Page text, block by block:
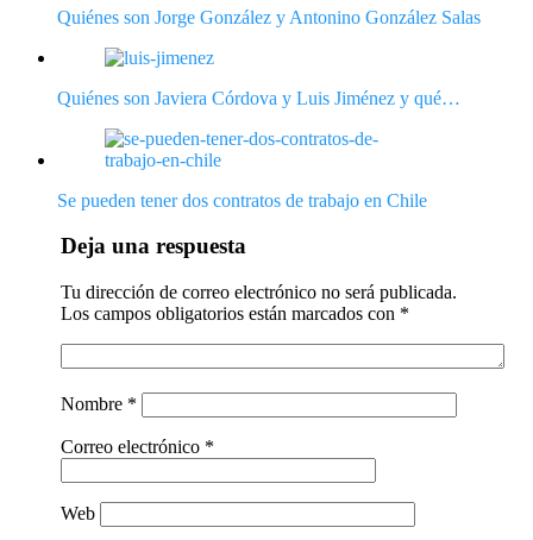
Quiénes son Jorge González y Antonino González Salas
Quiénes son Javiera Córdova y Luis Jiménez y qué…
Se pueden tener dos contratos de trabajo en Chile
Deja una respuesta
Tu dirección de correo electrónico no será publicada.
Los campos obligatorios están marcados con *
Nombre *
Correo electrónico *
Web